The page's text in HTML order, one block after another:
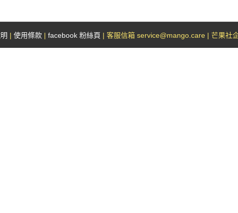
| 使用條款 | facebook 粉絲頁 | 客服信箱 service@mango.care | 芒果社